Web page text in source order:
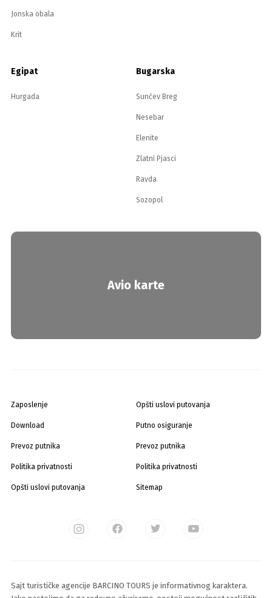
Jonska obala
Krit
Egipat
Hurgada
Bugarska
Sunčev Breg
Nesebar
Elenite
Zlatni Pjasci
Ravda
Sozopol
Avio karte
Zaposlenje
Download
Prevoz putnika
Politika privatnosti
Opšti uslovi putovanja
Opšti uslovi putovanja
Putno osiguranje
Prevoz putnika
Politika privatnosti
Sitemap
Sajt turističke agencije BARCINO TOURS je informativnog karaktera.